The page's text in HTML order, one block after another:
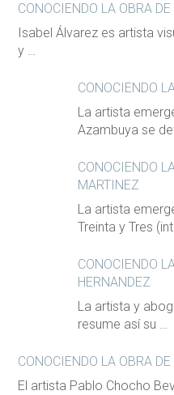
CONOCIENDO LA OBRA
Isabel Álvarez es artista
y …
CONOCIENDO
La artista
Azambuya se
CONOCIENDO
MARTINEZ
La artista
Treinta y Tres
CONOCIENDO
HERNANDEZ
La artista y
resume así su …
CONOCIENDO LA OBRA
El artista Pablo Chocho